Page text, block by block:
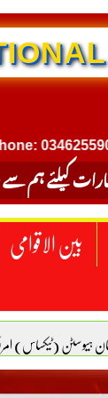
|
کیلئے ہم
بین الاقوامی
ہیوسٹن (ٹیکساس)